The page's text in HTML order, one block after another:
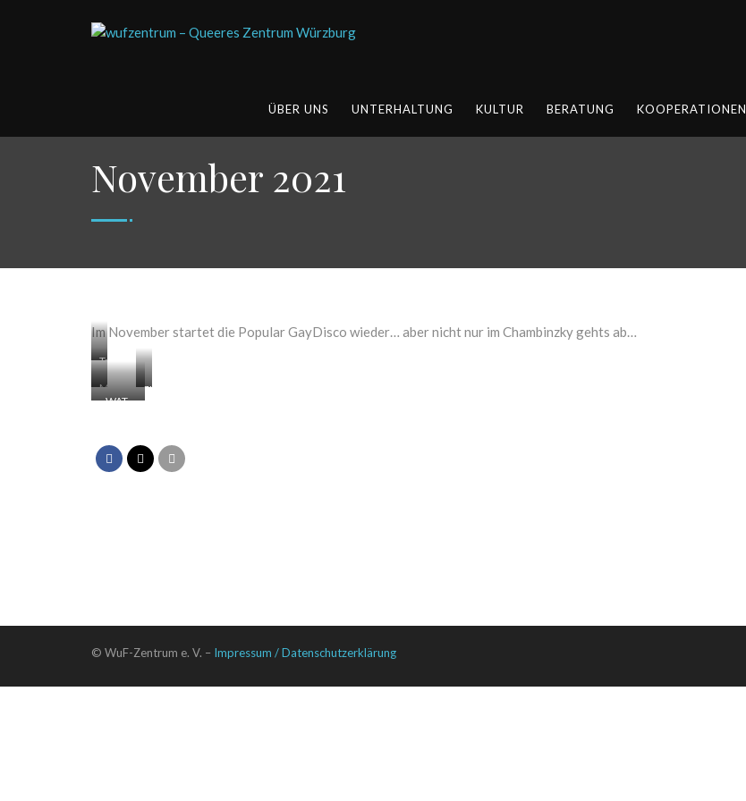
ÜBER UNS UNTERHALTUNG KULTUR BERATUNG KOOPERATIONEN
November 2021
Im November startet die Popular GayDisco wieder… aber nicht nur im Chambinzky gehts ab…
TransIdent
Martinshörnchen
zum
Teilen
WAT-
Würzburg
zeigt
© WuF-Zentrum e. V. – Impressum / Datenschutzerklärung